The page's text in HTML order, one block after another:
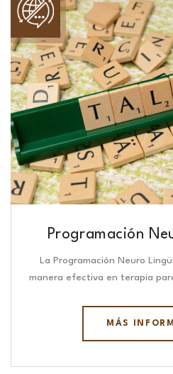
Programación
La Programación Neuro
manera efectiva en terapia
MÁS